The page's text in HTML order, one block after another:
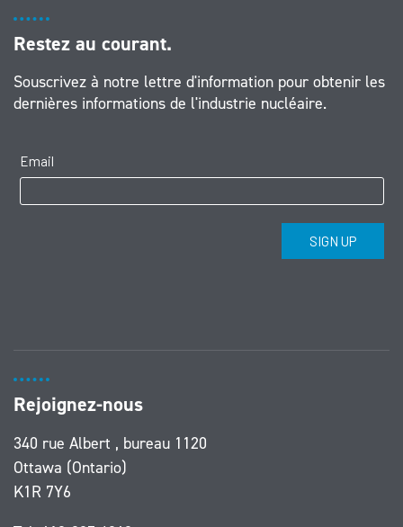
Restez au courant.
Souscrivez à notre lettre d'information pour obtenir les
dernières informations de l'industrie nucléaire.
Rejoignez-nous
340 rue Albert , bureau 1120
Ottawa (Ontario)
K1R 7Y6